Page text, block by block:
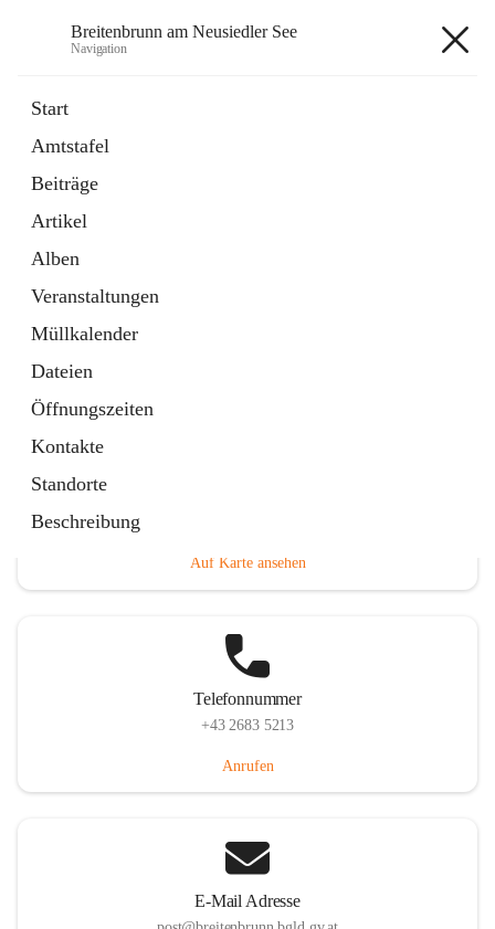
Breitenbrunn am Neusiedler See
Navigation
Start
Amtstafel
Beiträge
Artikel
Alben
Veranstaltungen
Müllkalender
Dateien
Öffnungszeiten
Kontakte
Standorte
Beschreibung
18 Schnellzugriffe
Gemeindeservice
Auf Karte ansehen
Telefonnummer
+43 2683 5213
Anrufen
E-Mail Adresse